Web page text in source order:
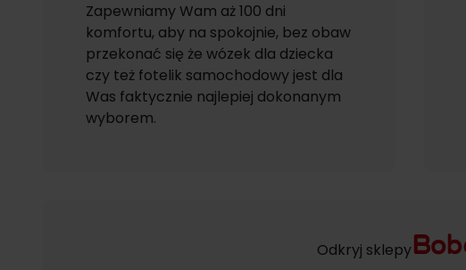
Zapewniamy Wam aż 100 dni
komfortu, aby na spokojnie, bez obaw
przekonać się że wózek dla dziecka
czy też fotelik samochodowy jest dla
Was faktycznie najlepiej dokonanym
wyborem.
Odkryj sklepy